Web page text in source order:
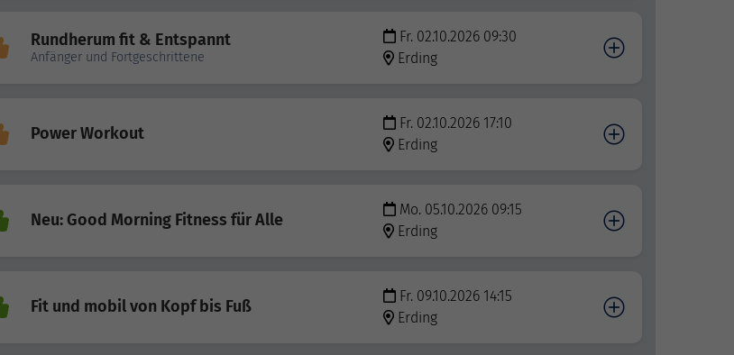
Rundherum fit & Entspannt
Anfänger und Fortgeschrittene
Fr. 02.10.2026 09:30
Erding
Power Workout
Fr. 02.10.2026 17:10
Erding
Neu: Good Morning Fitness für Alle
Mo. 05.10.2026 09:15
Erding
Fit und mobil von Kopf bis Fuß
Fr. 09.10.2026 14:15
Erding